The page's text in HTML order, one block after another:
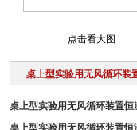
点击看大图
桌上型实验用无风循环装
桌上型实验用无风循环装置恒
桌上型实验用无风循环装置恒